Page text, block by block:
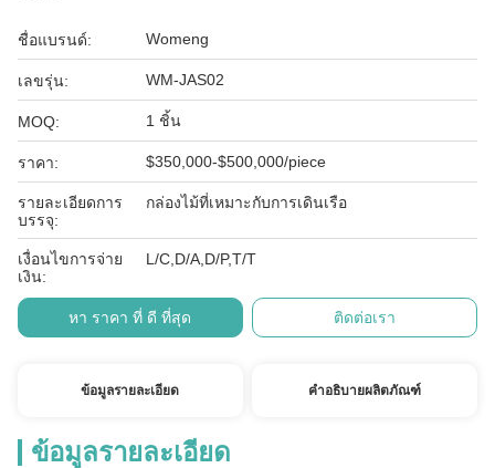
ชื่อแบรนด์: Womeng
เลขรุ่น: WM-JAS02
MOQ: 1 ชิ้น
ราคา: $350,000-$500,000/piece
รายละเอียดการ
บรรจุ:
กล่องไม้ที่เหมาะกับการเดินเรือ
เงื่อนไขการจ่าย
เงิน:
L/C,D/A,D/P,T/T
หา ราคา ที่ ดี ที่สุด ติดต่อเรา
ข้อมูลรายละเอียด คำอธิบายผลิตภัณฑ์
ข้อมูลรายละเอียด